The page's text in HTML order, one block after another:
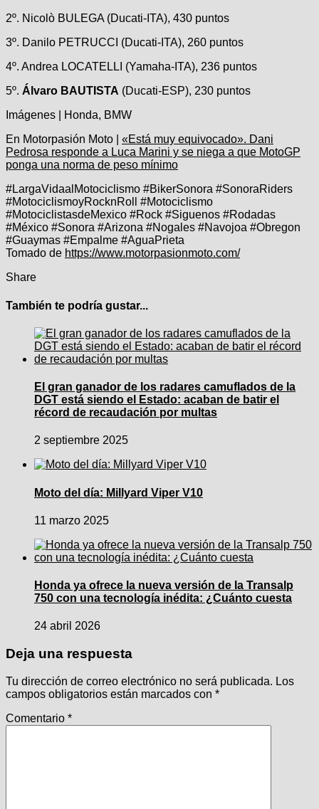
2º. Nicolò BULEGA (Ducati-ITA), 430 puntos
3º. Danilo PETRUCCI (Ducati-ITA), 260 puntos
4º. Andrea LOCATELLI (Yamaha-ITA), 236 puntos
5º. Álvaro BAUTISTA (Ducati-ESP), 230 puntos
Imágenes | Honda, BMW
En Motorpasión Moto | «Está muy equivocado». Dani
Pedrosa responde a Luca Marini y se niega a que MotoGP
ponga una norma de peso mínimo
#LargaVidaalMotociclismo #BikerSonora #SonoraRiders
#MotociclismoyRocknRoll #Motociclismo
#MotociclistasdeMexico #Rock #Siguenos #Rodadas
#México #Sonora #Arizona #Nogales #Navojoa #Obregon
#Guaymas #Empalme #AguaPrieta
Tomado de https://www.motorpasionmoto.com/
Share
También te podría gustar...
El gran ganador de los radares camuflados de la
DGT está siendo el Estado: acaban de batir el
récord de recaudación por multas
2 septiembre 2025
Moto del día: Millyard Viper V10
11 marzo 2025
Honda ya ofrece la nueva versión de la Transalp
750 con una tecnología inédita: ¿Cuánto cuesta
24 abril 2026
Deja una respuesta
Tu dirección de correo electrónico no será publicada. Los
campos obligatorios están marcados con *
Comentario *